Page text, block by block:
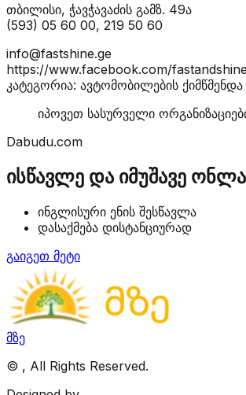
თბილისი, ჭავჭავაძის გამზ. 49ა
(593) 05 60 00, 219 50 60
info@fastshine.ge
https://www.facebook.com/
კატეგორია: ავტომობილების
იპოვეთ სასურველი
Dabudu.com
ისწავლე და იმუშავე
ინგლისური ენის შესწავლა
დასაქმება დისტანციურად
გაიგეთ მეტი
მზე
© , All Rights Reserved.